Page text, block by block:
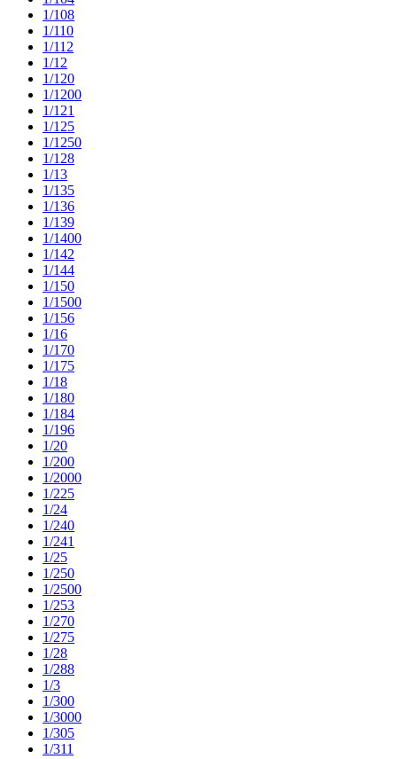
1/108
1/110
1/112
1/12
1/120
1/1200
1/121
1/125
1/1250
1/128
1/13
1/135
1/136
1/139
1/1400
1/142
1/144
1/150
1/1500
1/156
1/16
1/170
1/175
1/18
1/180
1/184
1/196
1/20
1/200
1/2000
1/225
1/24
1/240
1/241
1/25
1/250
1/2500
1/253
1/270
1/275
1/28
1/288
1/3
1/300
1/3000
1/305
1/311